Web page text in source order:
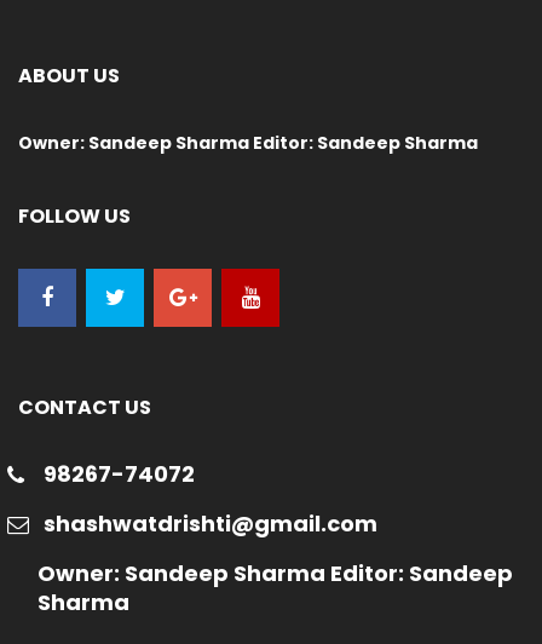
ABOUT US
Owner: Sandeep Sharma Editor: Sandeep Sharma
FOLLOW US
CONTACT US
98267-74072
shashwatdrishti@gmail.com
Owner: Sandeep Sharma Editor: Sandeep
Sharma